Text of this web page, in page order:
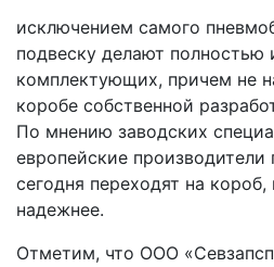
исключением самого
подвеску делают полностью
комплектующих, причем не
коробе собственной
По мнению заводских
европейские производители
сегодня переходят на короб,
надежнее.
Отметим, что ООО